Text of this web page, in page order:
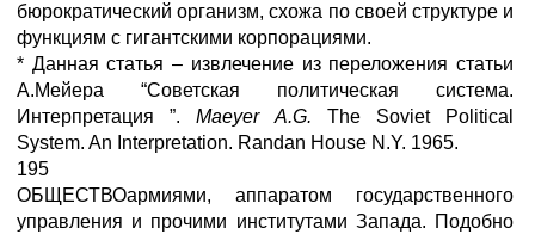
бюрократический организм, схожа по своей структуре и
функциям с гигантскими корпорациями.
* Данная статья – извлечение из переложения статьи
А.Мейера “Советская политическая система.
Интерпретация ”.Maeyer A.G. The Soviet Political
System. An Interpretation. Randan House N.Y. 1965.
195
ОБЩЕСТВОармиями, аппаратом государственного
управления и прочими институтами Запада. Подобно